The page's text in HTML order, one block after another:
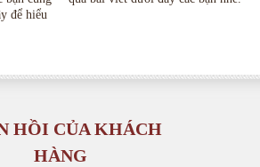
để hiểu
HỒI CỦA KHÁCH
HÀNG